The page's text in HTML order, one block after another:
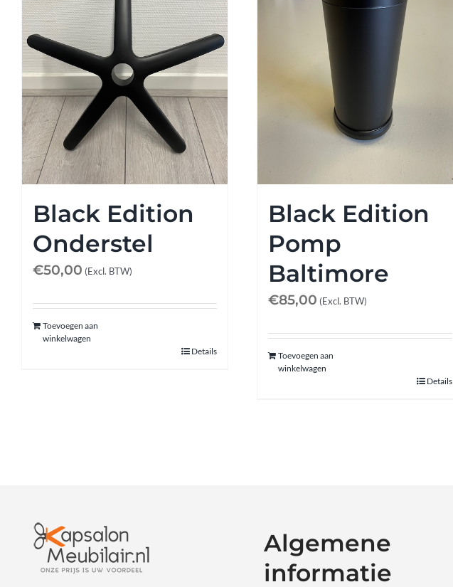
Black Edition
Onderstel
€50,00 (Excl. BTW)
Toevoegen aan
winkelwagen
Details
Black Edition
Pomp
Baltimore
€85,00 (Excl. BTW)
Toevoegen aan
winkelwagen
Details
Algemene
informatie